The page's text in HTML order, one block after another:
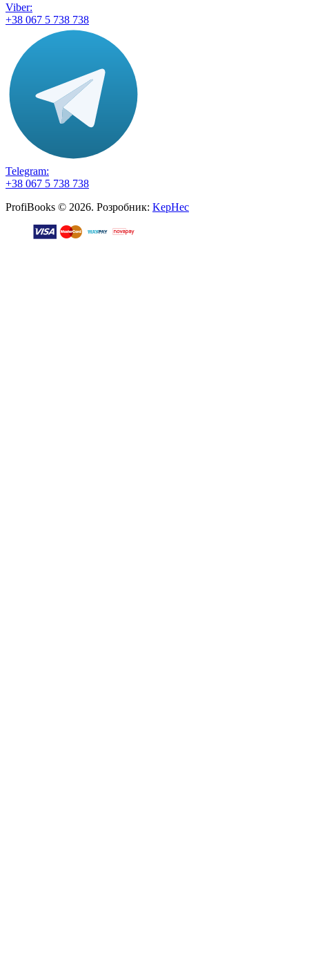
Viber:
+38 067 5 738 738
Telegram:
+38 067 5 738 738
ProfiBooks © 2026. Розробник: KepHec